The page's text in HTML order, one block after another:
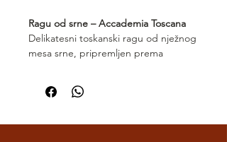
Ragu od srne – Accademia Toscana
Delikatesni toskanski ragu od nježnog
mesa srne, pripremljen prema
vinom i aromatičnim biljem. Ragu
Accademia Toscana ima bogat,
divljači. Izvrstan uz svježu tjesteninu,